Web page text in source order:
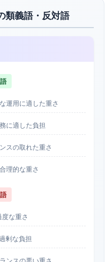
類義語・反対語
運用に適した重さ
に適した負担
スの取れた重さ
理的な重さ
度な重さ
剰な負担